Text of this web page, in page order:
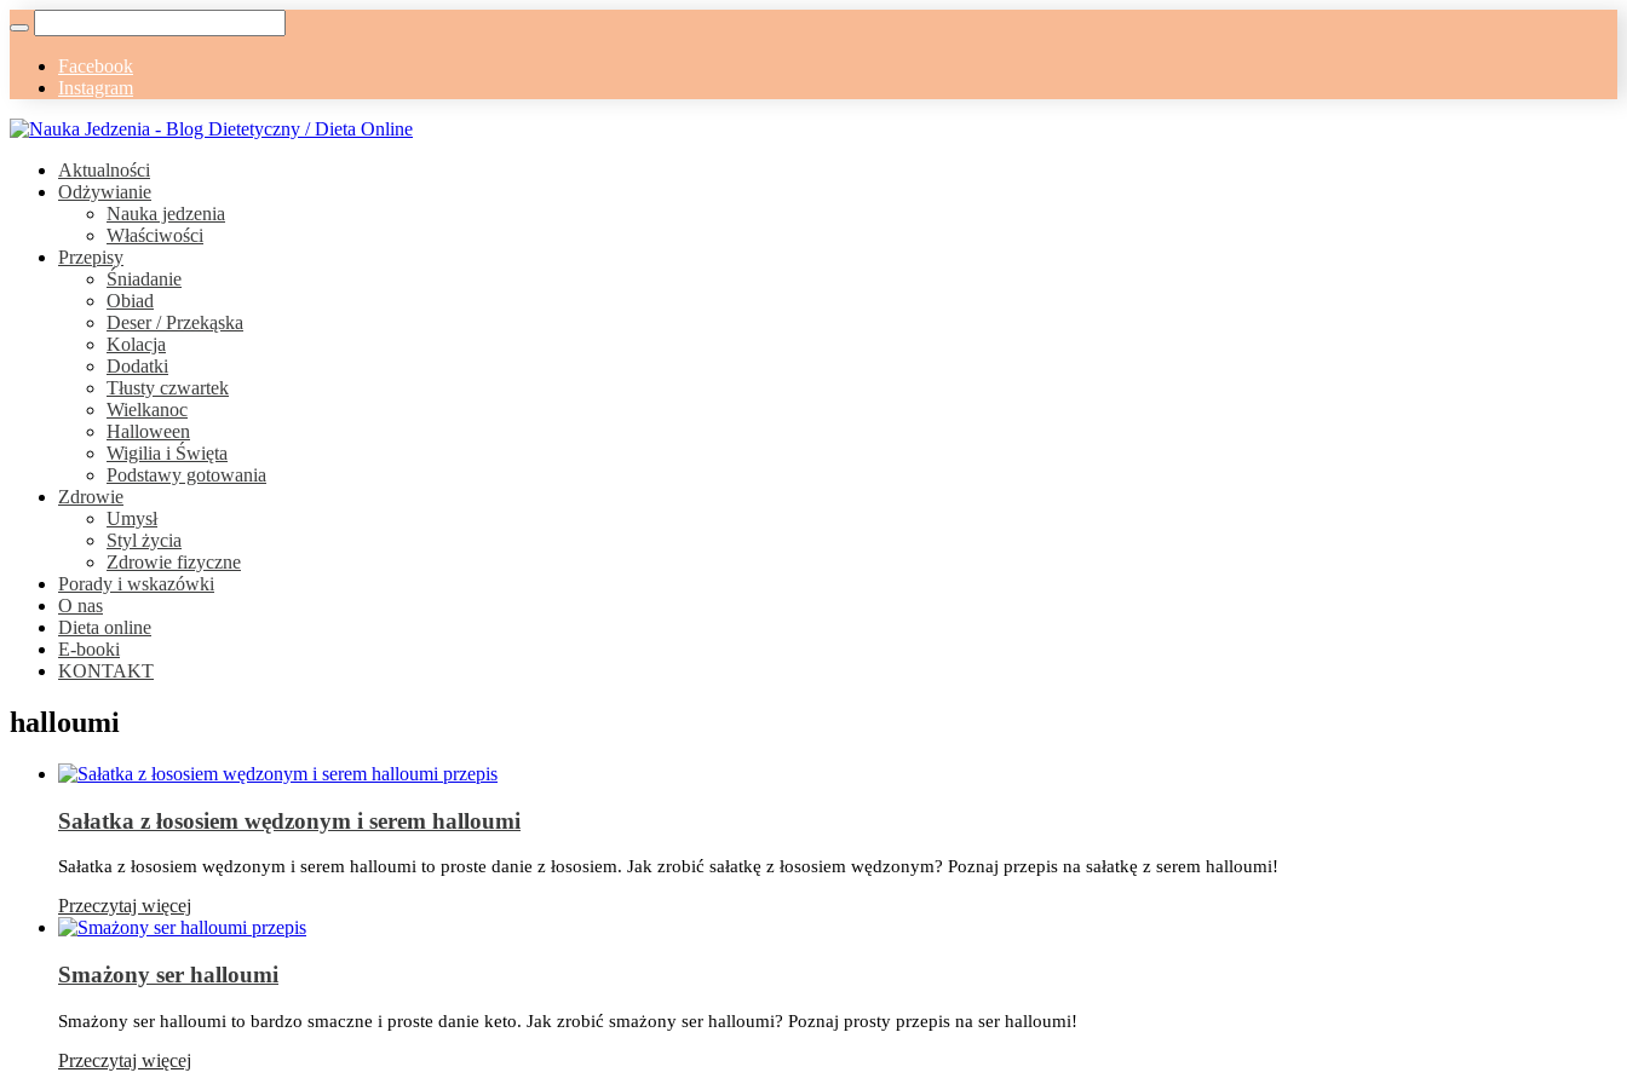
Facebook
Instagram
Aktualności
Odżywianie
Nauka jedzenia
Właściwości
Przepisy
Śniadanie
Obiad
Deser / Przekąska
Kolacja
Dodatki
Tłusty czwartek
Wielkanoc
Halloween
Wigilia i Święta
Podstawy gotowania
Zdrowie
Umysł
Styl życia
Zdrowie fizyczne
Porady i wskazówki
O nas
Dieta online
E-booki
KONTAKT
halloumi
Sałatka z łososiem wędzonym i serem halloumi
Sałatka z łososiem wędzonym i serem halloumi to proste danie z łososiem. Jak zrobić sałatkę z łososiem wędzonym? Poznaj przepis na sałatkę z serem halloumi!
Przeczytaj więcej
Smażony ser halloumi
Smażony ser halloumi to bardzo smaczne i proste danie keto. Jak zrobić smażony ser halloumi? Poznaj prosty przepis na ser halloumi!
Przeczytaj więcej